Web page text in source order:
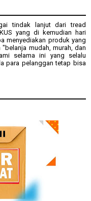
tindak lanjut dari tread
yang di kemudian hari
menyediakan produk yang
mudah, murah, dan
selama ini yang selalu
para pelanggan tetap bisa